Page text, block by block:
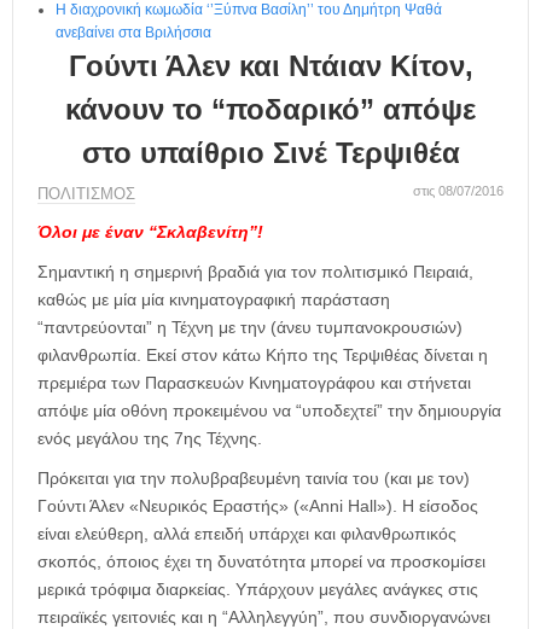
Η διαχρονική κωμωδία ‘’Ξύπνα Βασίλη’’ του Δημήτρη Ψαθά
ανεβαίνει στα Βριλήσσια
Γούντι Άλεν και Ντάιαν Κίτον,
κάνουν το “ποδαρικό” απόψε
στο υπαίθριο Σινέ Τερψιθέα
ΠΟΛΙΤΙΣΜΟΣ στις 08/07/2016
Όλοι με έναν “Σκλαβενίτη”!
Σημαντική η σημερινή βραδιά για τον πολιτισμικό Πειραιά,
καθώς με μία μία κινηματογραφική παράσταση
“παντρεύονται” η Τέχνη με την (άνευ τυμπανοκρουσιών)
φιλανθρωπία. Εκεί στον κάτω Κήπο της Τερψιθέας δίνεται η
πρεμιέρα των Παρασκευών Κινηματογράφου και στήνεται
απόψε μία οθόνη προκειμένου να “υποδεχτεί” την δημιουργία
ενός μεγάλου της 7ης Τέχνης.
Πρόκειται για την πολυβραβευμένη ταινία του (και με τον)
Γούντι Άλεν «Νευρικός Εραστής» («Anni Hall»). Η είσοδος
είναι ελεύθερη, αλλά επειδή υπάρχει και φιλανθρωπικός
σκοπός, όποιος έχει τη δυνατότητα μπορεί να προσκομίσει
μερικά τρόφιμα διαρκείας. Υπάρχουν μεγάλες ανάγκες στις
πειραϊκές γειτονιές και η “Αλληλεγγύη”, που συνδιοργανώνει